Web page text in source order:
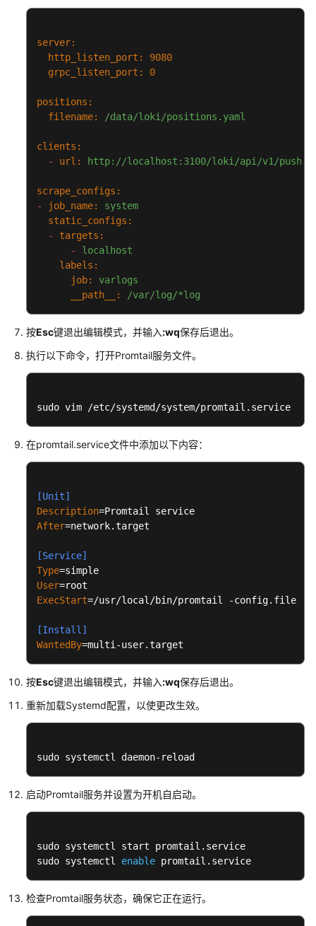
任
（SLA）
支
持
域
权
限
server:
http_listen_port:
9080
grpc_listen_port:
0
positions:
filename:
/data/loki/positions.yaml
clients:
-
url: http://localhost:3100/loki/api/v1/push
scrape_configs:
-
job_name:
system
static_configs:
-
targets:
-
localhost
labels:
job:
varlogs
__path__:
/var/log/*log
按Esc键退出编辑模式，并输入:wq保存后退出。
执行以下命令，打开Promtail服务文件。
sudo vim /etc/systemd/system/promtail.service
在promtail.service文件中添加以下内容：
[Unit]
Description
After=network.target
[Service]
Type
User
ExecStart=/usr/local/bin/promtail -config.file /
[Install]
WantedBy=multi-user.target
按Esc键退出编辑模式，并输入:wq保存后退出。
重新加载Systemd配置，以使更改生效。
sudo systemctl daemon-reload
启动Promtail服务并设置为开机自启动。
sudo systemctl start promtail.service
sudo systemctl enable promtail.service
检查Promtail服务状态，确保它正在运行。